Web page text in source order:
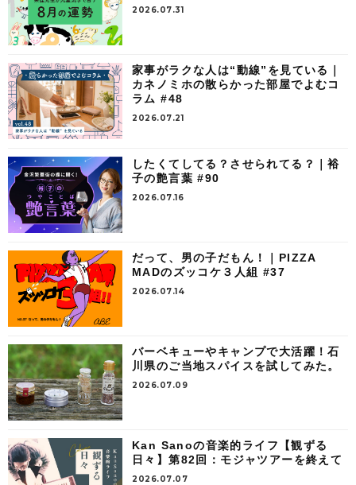
2026.07.31
家事がラクな人は“動線”を見ている｜
カネノミホの散らかった部屋でよむコ
ラム #48
2026.07.21
したくてしてる？させられてる？｜裕
子の艶言葉 #90
2026.07.16
だって、男の子だもん！｜PIZZA
MADのズッコケ３人組 #37
2026.07.14
バーベキューやキャンプで大活躍！石
川県のご当地スパイスを試してみた。
2026.07.09
Kan Sanoの音楽的ライフ【観ずる
日々】第82回：モジャツアーを終えて
2026.07.07